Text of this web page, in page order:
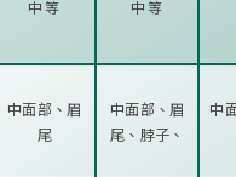
中等 中等
中面部、眉
尾
中面部、眉
尾、脖子、
中